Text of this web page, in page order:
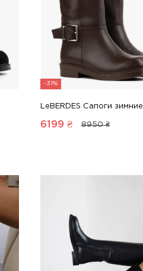
-31%
LeBERDES Сапоги зимние
6199 ₴ 8950 ₴